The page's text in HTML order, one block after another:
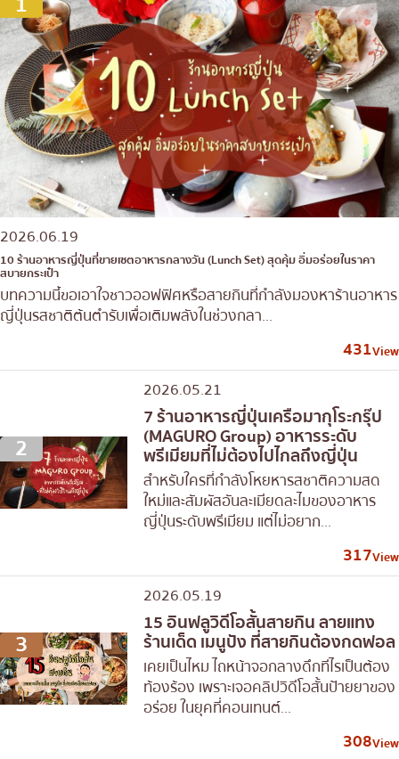
2026.06.19
10 ร้านอาหารญี่ปุ่นที่ขายเซตอาหารกลางวัน (Lunch Set) สุดคุ้ม อิ่มอร่อยในราคา
สบายกระเป๋า
บทความนี้ขอเอาใจชาวออฟฟิศหรือสายกินที่กำลังมองหาร้านอาหาร
ญี่ปุ่นรสชาติต้นตำรับเพื่อเติมพลังในช่วงกลา...
431View
2
2026.05.21
7 ร้านอาหารญี่ปุ่นเครือมากุโระกรุ๊ป
(MAGURO Group) อาหารระดับ
พรีเมียมที่ไม่ต้องไปไกลถึงญี่ปุ่น
สำหรับใครที่กำลังโหยหารสชาติความสด
ใหม่และสัมผัสอันละเมียดละไมของอาหาร
ญี่ปุ่นระดับพรีเมียม แต่ไม่อยาก...
317View
3
2026.05.19
15 อินฟลูวิดีโอสั้นสายกิน ลายแทง
ร้านเด็ด เมนูปัง ที่สายกินต้องกดฟอล
เคยเป็นไหม ไถหน้าจอกลางดึกทีไรเป็นต้อง
ท้องร้อง เพราะเจอคลิปวิดีโอสั้นป้ายยาของ
อร่อย ในยุคที่คอนเทนต์...
308View